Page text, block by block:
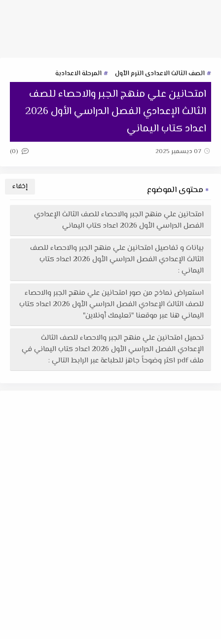
الصف الثالث الاعدادى الترم الأول المرحلة الاعدادية
امتحانين علي منهج الجبر والاحصاء للصف
الثالث الإعدادي الفصل الدراسي الأول 2026
اعداد كتاب اليماني
07 ديسمبر 2025 (0)
محتوى الموضوع
امتحانين علي منهج الجبر والاحصاء للصف الثالث الإعدادي
الفصل الدراسي الأول 2026 اعداد كتاب اليماني
بيانات و تفاصيل امتحانين علي منهج الجبر والاحصاء للصف
الثالث الإعدادي الفصل الدراسي الأول 2026 اعداد كتاب
اليماني :
استعراض نماذج من صور امتحانين علي منهج الجبر والاحصاء
للصف الثالث الإعدادي الفصل الدراسي الأول 2026 اعداد كتاب
اليماني هنا عبر موقعنا "تعليمك أونلاين"
تحميل امتحانين علي منهج الجبر والاحصاء للصف الثالث
الإعدادي الفصل الدراسي الأول 2026 اعداد كتاب اليماني في
ملف pdf اكثر وضوحاً جاهز للطباعة عبر الرابط التالي :